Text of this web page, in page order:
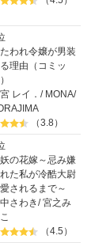
われ令嬢が男装
理由（コミッ
レイ． / MONA/
（3.8）
の花嫁～忌み嫌
た私が冷酷大尉
されるまで～
さわき/宮之み
（4.5）